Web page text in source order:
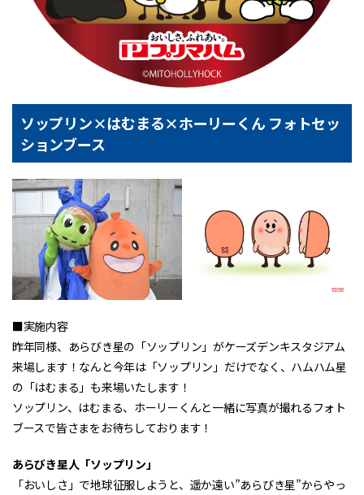
ソップリン×はむまる×ホーリーくん フォトセッ
ションブース
■実施内容
昨年同様、あらびき星の「ソップリン」がケーズデンキスタジアム
来場します！なんと今年は「ソップリン」だけでなく、ハムハム星
の「はむまる」も来場いたします！
ソップリン、はむまる、ホーリーくんと一緒に写真が撮れるフォト
ブースで皆さまをお待ちしております！
あらびき星人「ソップリン」
「おいしさ」で地球征服しようと、遥か遠い”あらびき星”からやっ